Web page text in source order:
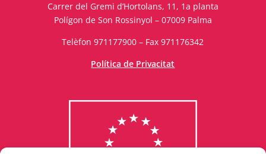
Carrer del Gremi d’Hortolans, 11, 1a planta
Polígon de Son Rossinyol – 07009 Palma
Telèfon 971177900 – Fax 971176342
Política de Privacitat